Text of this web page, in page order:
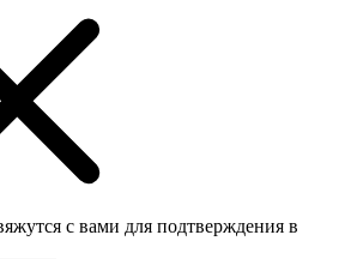
с вами для подтверждения в